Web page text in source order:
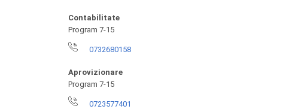
Contabilitate
Program 7-15
0732680158
Aprovizionare
Program 7-15
0723577401